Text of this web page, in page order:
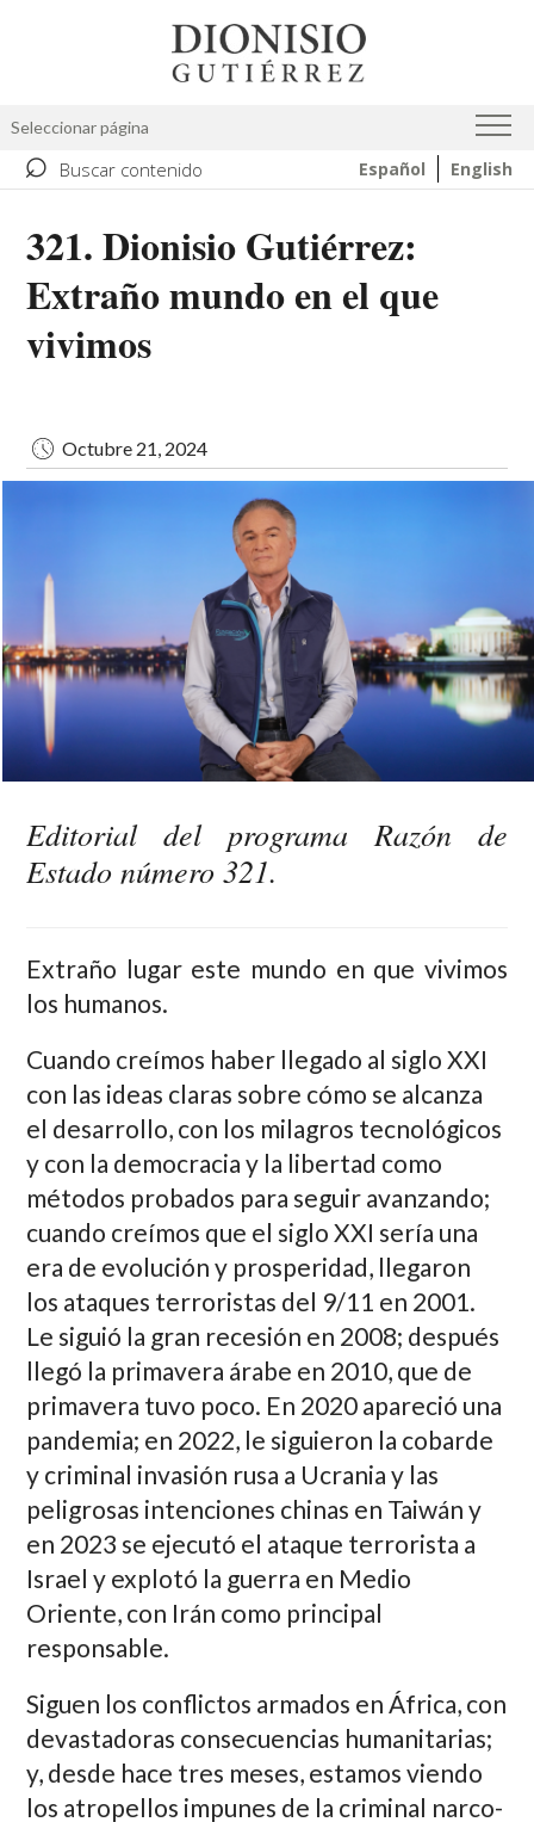
Seleccionar página
⌕ Buscar contenido Español English
321. Dionisio Gutiérrez:
Extraño mundo en el que
vivimos
Octubre 21, 2024
Editorial del programa Razón de
Estado número 321.
Extraño lugar este mundo en que vivimos
los humanos.
Cuando creímos haber llegado al siglo XXI
con las ideas claras sobre cómo se alcanza
el desarrollo, con los milagros tecnológicos
y con la democracia y la libertad como
métodos probados para seguir avanzando;
cuando creímos que el siglo XXI sería una
era de evolución y prosperidad, llegaron
los ataques terroristas del 9/11 en 2001.
Le siguió la gran recesión en 2008; después
llegó la primavera árabe en 2010, que de
primavera tuvo poco. En 2020 apareció una
pandemia; en 2022, le siguieron la cobarde
y criminal invasión rusa a Ucrania y las
peligrosas intenciones chinas en Taiwán y
en 2023 se ejecutó el ataque terrorista a
Israel y explotó la guerra en Medio
Oriente, con Irán como principal
responsable.
Siguen los conflictos armados en África, con
devastadoras consecuencias humanitarias;
y, desde hace tres meses, estamos viendo
los atropellos impunes de la criminal narco-